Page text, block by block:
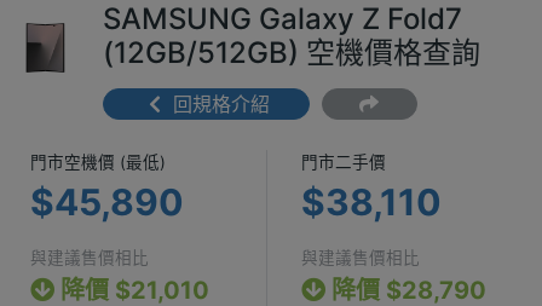
SAMSUNG Galaxy Z Fold7
(12GB/512GB) 空機價格查詢
回規格介紹
門市空機價 (最低) $45,890
門市空機價 (最低)
$45,890
與建議售價相比
降價 $21,010
門市二手價
門市二手價
$38,110
與建議售價相比
降價 $28,790